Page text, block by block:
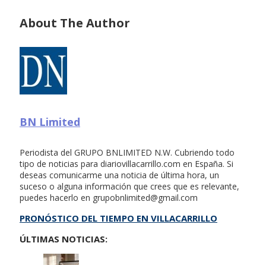
About The Author
BN Limited
Periodista del GRUPO BNLIMITED N.W. Cubriendo todo
tipo de noticias para diariovillacarrillo.com en España. Si
deseas comunicarme una noticia de última hora, un
suceso o alguna información que crees que es relevante,
puedes hacerlo en grupobnlimited@gmail.com
PRONÓSTICO DEL TIEMPO EN VILLACARRILLO
ÚLTIMAS NOTICIAS: